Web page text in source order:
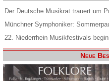
Der Deutsche Musikrat trauert um
Münchner Symphoniker:
22. Niederrhein Musikfestivals
Neue